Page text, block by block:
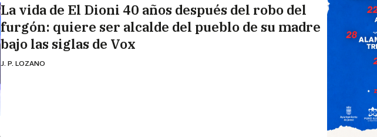
La vida de El Dioni 40 años después del robo del
furgón: quiere ser alcalde del pueblo de su madre
bajo las siglas de Vox
J. P. LOZANO